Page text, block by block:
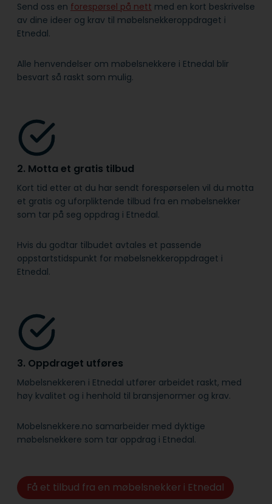
Send oss en forespørsel på nett med en kort beskrivelse
av dine ideer og krav til møbelsnekkeroppdraget i
Etnedal.
Alle henvendelser om møbelsnekkere i Etnedal blir
besvart så raskt som mulig.
2. Motta et gratis tilbud
Kort tid etter at du har sendt forespørselen vil du motta
et gratis og uforpliktende tilbud fra en møbelsnekker
som tar på seg oppdrag i Etnedal.
Hvis du godtar tilbudet avtales et passende
oppstartstidspunkt for møbelsnekkeroppdraget i
Etnedal.
3. Oppdraget utføres
Møbelsnekkeren i Etnedal utfører arbeidet raskt, med
høy kvalitet og i henhold til bransje­normer og krav.
Mobelsnekkere.no samarbeider med dyktige
møbelsnekkere som tar oppdrag i Etnedal.
Få et tilbud fra en møbelsnekker i Etnedal